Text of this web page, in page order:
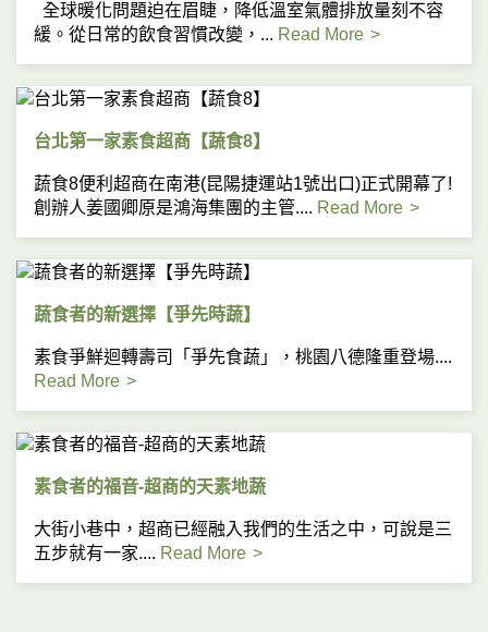
全球暖化問題迫在眉睫，降低溫室氣體排放量刻不容
緩。從日常的飲食習慣改變，... Read More
台北第一家素食超商【蔬食8】
蔬食8便利超商在南港(昆陽捷運站1號出口)正式開幕了!
創辦人姜國卿原是鴻海集團的主管.... Read More
蔬食者的新選擇【爭先時蔬】
素食爭鮮迴轉壽司「爭先食蔬」，桃園八德隆重登場....
Read More
素食者的福音-超商的天素地蔬
大街小巷中，超商已經融入我們的生活之中，可說是三
五步就有一家.... Read More